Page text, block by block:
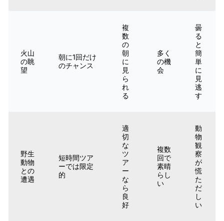
火山
の眺
望
朝に1回だけ
のチャンス
複
数
の
朝
に
見
ら
れ
る
多く
の機
会
曇
る
と
簡
単
に
見
逃
す
野生
動物
との
遭遇
短時間ツア
ーでは限定
的
適
切
な
ツ
ア
ー
な
ら
良
好
複数
回で
素晴
らし
い
動
物
観
察
が
慌
た
だ
し
い